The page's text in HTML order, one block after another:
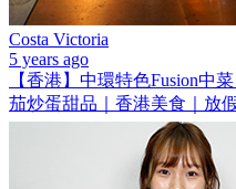
Costa Victoria
5 years ago
【香港】中環特色Fusion中
茄炒蛋甜品｜香港美食｜放